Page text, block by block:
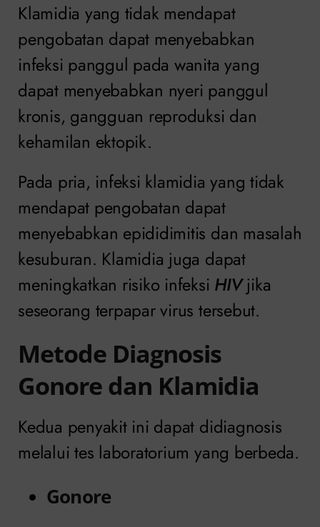
Klamidia yang tidak mendapat
pengobatan dapat menyebabkan
infeksi panggul pada wanita yang
dapat menyebabkan nyeri panggul
kronis, gangguan reproduksi dan
kehamilan ektopik.
Pada pria, infeksi klamidia yang tidak
mendapat pengobatan dapat
menyebabkan epididimitis dan masalah
kesuburan. Klamidia juga dapat
meningkatkan risiko infeksi HIVjika
seseorang terpapar virus tersebut.
Metode Diagnosis
Gonore dan Klamidia
Kedua penyakit ini dapat didiagnosis
melalui tes laboratorium yang berbeda.
Gonore